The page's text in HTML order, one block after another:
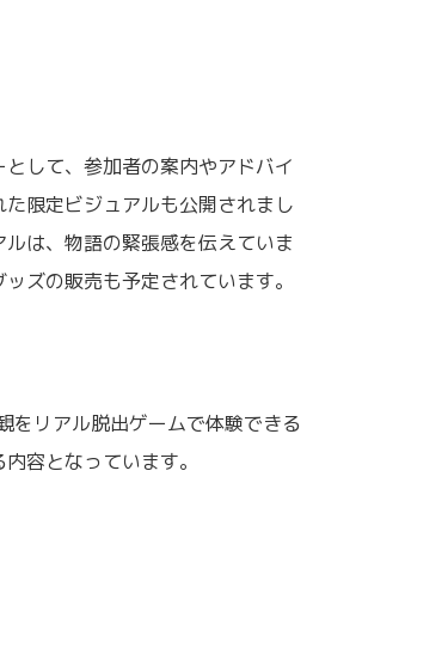
して、参加者の案内やアドバイ
限定ビジュアルも公開されまし
は、物語の緊張感を伝えていま
ズの販売も予定されています。
をリアル脱出ゲームで体験できる
容となっています。